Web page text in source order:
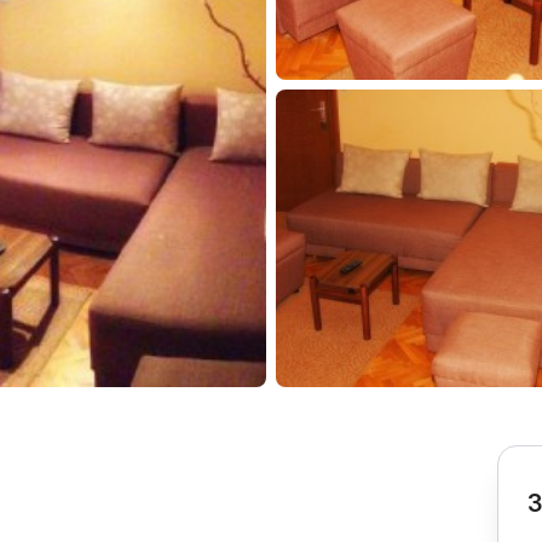
Subotica Nova Varoš
Uvac Kruševac Pirot
Pazar Zrenjanin
Milanovac Raška Leskovac
Požarevac Senta
Sremska
Ljubovija
Topola Negotin